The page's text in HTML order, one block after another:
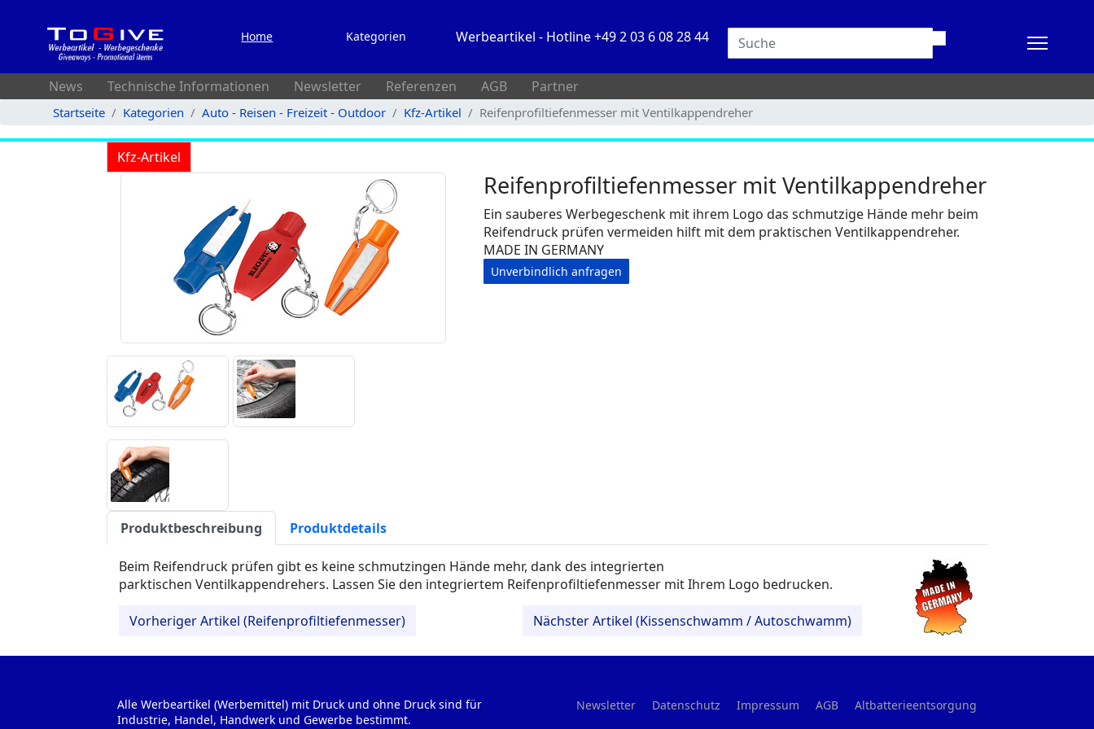
Home Kategorien Werbeartikel - Hotline +49 2 03 6 08 28 44
News Technische Informationen Newsletter Referenzen AGB Partner
Startseite Kategorien Auto - Reisen - Freizeit - Outdoor Kfz-Artikel Reifenprofiltiefenmesser mit Ventilkappendreher
Kfz-Artikel
Reifenprofiltiefenmesser mit Ventilkappendreher
Ein sauberes Werbegeschenk mit ihrem Logo das schmutzige Hände mehr beim
Reifendruck prüfen vermeiden hilft mit dem praktischen Ventilkappendreher.
MADE IN GERMANY
Unverbindlich anfragen
Produktbeschreibung Produktdetails
Beim Reifendruck prüfen gibt es keine schmutzingen Hände mehr, dank des integrierten
parktischen Ventilkappendrehers. Lassen Sie den integriertem Reifenprofiltiefenmesser mit Ihrem Logo bedrucken.
Vorheriger Artikel (Reifenprofiltiefenmesser) Nächster Artikel (Kissenschwamm / Autoschwamm)
Alle Werbeartikel (Werbemittel) mit Druck und ohne Druck sind für
Industrie, Handel, Handwerk und Gewerbe bestimmt.
Newsletter Datenschutz Impressum AGB Altbatterieentsorgung